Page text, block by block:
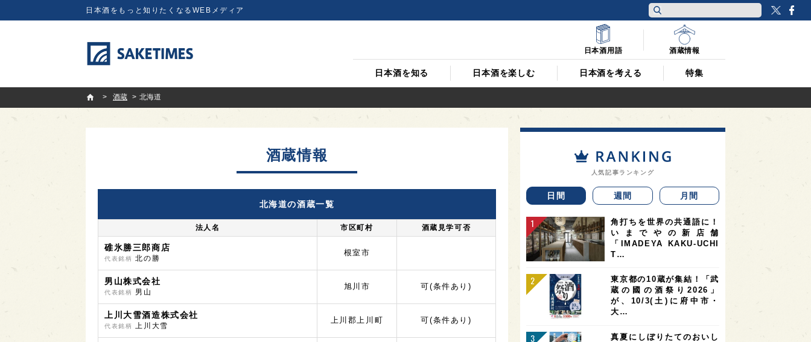
日本酒をもっと知りたくなるWEBメディア
日本酒を知る 日本酒を楽しむ 日本酒を考える 特集
日本酒用語 酒蔵情報
SAKETIMES
酒蔵
北海道
酒蔵情報
北海道の酒蔵一覧
法人名 市区町村 酒蔵見学可否
碓氷勝三郎商店
代表銘柄 北の勝
根室市
男山株式会社
代表銘柄 男山
旭川市 可(条件あり)
上川大雪酒造株式会社
代表銘柄 上川大雪
上川郡上川町 可(条件あり)
人気記事ランキング
日間 週間 月間
角打ちを世界の共通語に！
いまでやの新店舗
「IMADEYA KAKU-UCHI
T…
東京都の10蔵が集結！「武
蔵の國の酒祭り2026」
が、10/3(土)に府中市・
大…
真夏にしぼりたてのおいし